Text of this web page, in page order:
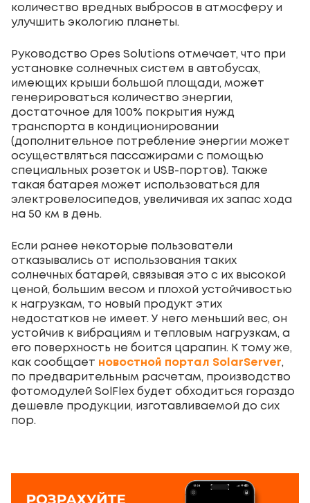
количество вредных выбросов в атмосферу и
улучшить экологию планеты.
Руководство Opes Solutions отмечает, что при
установке солнечных систем в автобусах,
имеющих крыши большой площади, может
генерироваться количество энергии,
достаточное для 100% покрытия нужд
транспорта в кондиционировании
(дополнительное потребление энергии может
осуществляться пассажирами с помощью
специальных розеток и USB-портов). Также
такая батарея может использоваться для
электровелосипедов, увеличивая их запас хода
на 50 км в день.
Если ранее некоторые пользователи
отказывались от использования таких
солнечных батарей, связывая это с их высокой
ценой, большим весом и плохой устойчивостью
к нагрузкам, то новый продукт этих
недостатков не имеет. У него меньший вес, он
устойчив к вибрациям и тепловым нагрузкам, а
его поверхность не боится царапин. К тому же,
как сообщает новостной портал SolarServer,
по предварительным расчетам, производство
фотомодулей SolFlex будет обходиться гораздо
дешевле продукции, изготавливаемой до сих
пор.